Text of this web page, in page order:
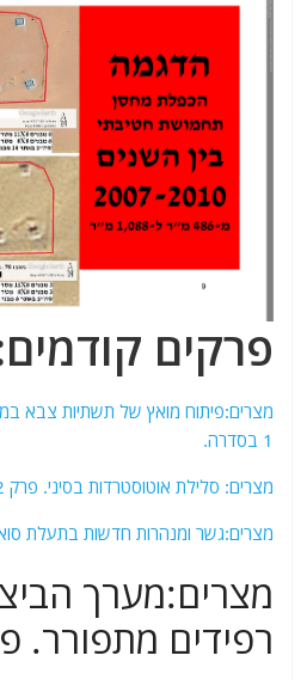
פרקים
מצרים:פיתוח מואץ של תשתיות צבא
1 בסדרה.
מצרים: סלילת אוטוסטרדות בסיני. פרק 2 בסדרה.
מצרים:גשר ומנהרות חדשות בתעלת
מצרים:מערך
רפידים מתפורר.